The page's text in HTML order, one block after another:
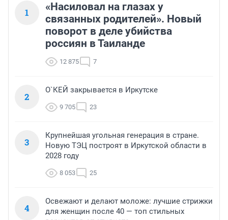
1
«Насиловал на глазах у
связанных родителей». Новый
поворот в деле убийства
россиян в Таиланде
12 875 7
2
О`КЕЙ закрывается в Иркутске
9 705 23
3
Крупнейшая угольная генерация в стране.
Новую ТЭЦ построят в Иркутской области в
2028 году
8 053 25
4
Освежают и делают моложе: лучшие стрижки
для женщин после 40 — топ стильных